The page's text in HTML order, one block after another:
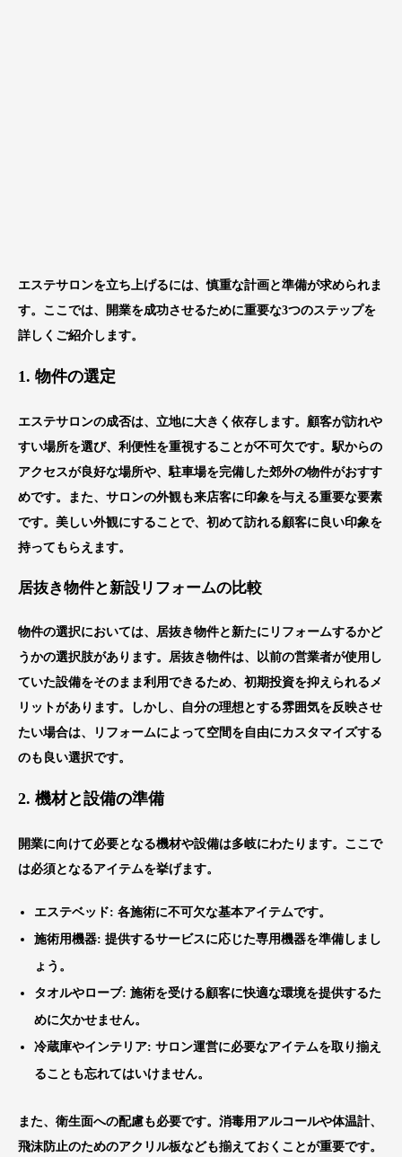
エステサロンを立ち上げるには、慎重な計画と準備が求められま
す。ここでは、開業を成功させるために重要な3つのステップを
詳しくご紹介します。
1. 物件の選定
エステサロンの成否は、立地に大きく依存します。顧客が訪れや
すい場所を選び、利便性を重視することが不可欠です。駅からの
アクセスが良好な場所や、駐車場を完備した郊外の物件がおすす
めです。また、サロンの外観も来店客に印象を与える重要な要素
です。美しい外観にすることで、初めて訪れる顧客に良い印象を
持ってもらえます。
居抜き物件と新設リフォームの比較
物件の選択においては、居抜き物件と新たにリフォームするかど
うかの選択肢があります。居抜き物件は、以前の営業者が使用し
ていた設備をそのまま利用できるため、初期投資を抑えられるメ
リットがあります。しかし、自分の理想とする雰囲気を反映させ
たい場合は、リフォームによって空間を自由にカスタマイズする
のも良い選択です。
2. 機材と設備の準備
開業に向けて必要となる機材や設備は多岐にわたります。ここで
は必須となるアイテムを挙げます。
エステベッド: 各施術に不可欠な基本アイテムです。
施術用機器: 提供するサービスに応じた専用機器を準備しまし
ょう。
タオルやローブ: 施術を受ける顧客に快適な環境を提供するた
めに欠かせません。
冷蔵庫やインテリア: サロン運営に必要なアイテムを取り揃え
ることも忘れてはいけません。
また、衛生面への配慮も必要です。消毒用アルコールや体温計、
飛沫防止のためのアクリル板なども揃えておくことが重要です。